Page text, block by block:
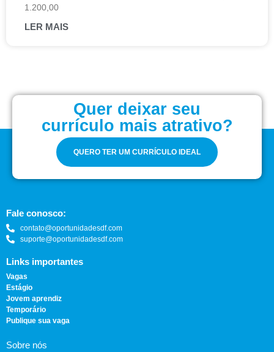
1.200,00
LER MAIS
Quer deixar seu
currículo mais atrativo?
QUERO TER UM CURRÍCULO IDEAL
Fale conosco:
contato@oportunidadesdf.com
suporte@oportunidadesdf.com
Links importantes
Vagas
Estágio
Jovem aprendiz
Temporário
Publique sua vaga
Sobre nós